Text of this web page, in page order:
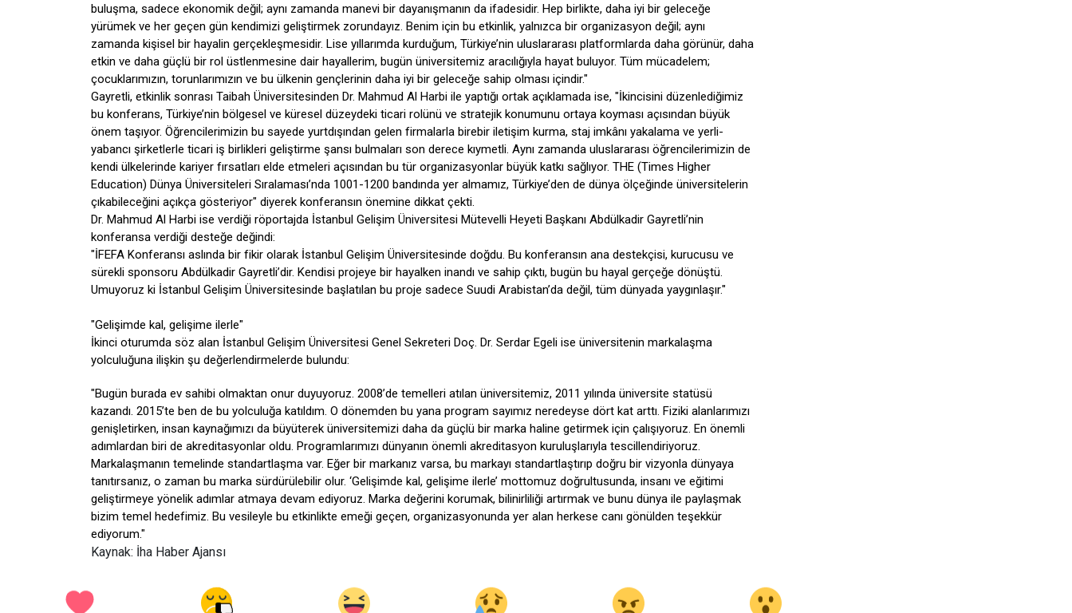
buluşma, sadece ekonomik değil; aynı zamanda manevi bir dayanışmanın da ifadesidir. Hep birlikte, daha iyi bir geleceğe
yürümek ve her geçen gün kendimizi geliştirmek zorundayız. Benim için bu etkinlik, yalnızca bir organizasyon değil; aynı
zamanda kişisel bir hayalin gerçekleşmesidir. Lise yıllarımda kurduğum, Türkiye’nin uluslararası platformlarda daha görünür, daha
etkin ve daha güçlü bir rol üstlenmesine dair hayallerim, bugün üniversitemiz aracılığıyla hayat buluyor. Tüm mücadelem;
çocuklarımızın, torunlarımızın ve bu ülkenin gençlerinin daha iyi bir geleceğe sahip olması içindir."
Gayretli, etkinlik sonrası Taibah Üniversitesinden Dr. Mahmud Al Harbi ile yaptığı ortak açıklamada ise, "İkincisini düzenlediğimiz
bu konferans, Türkiye’nin bölgesel ve küresel düzeydeki ticari rolünü ve stratejik konumunu ortaya koyması açısından büyük
önem taşıyor. Öğrencilerimizin bu sayede yurtdışından gelen firmalarla birebir iletişim kurma, staj imkânı yakalama ve yerli-
yabancı şirketlerle ticari iş birlikleri geliştirme şansı bulmaları son derece kıymetli. Aynı zamanda uluslararası öğrencilerimizin de
kendi ülkelerinde kariyer fırsatları elde etmeleri açısından bu tür organizasyonlar büyük katkı sağlıyor. THE (Times Higher
Education) Dünya Üniversiteleri Sıralaması’nda 1001-1200 bandında yer almamız, Türkiye’den de dünya ölçeğinde üniversitelerin
çıkabileceğini açıkça gösteriyor" diyerek konferansın önemine dikkat çekti.
Dr. Mahmud Al Harbi ise verdiği röportajda İstanbul Gelişim Üniversitesi Mütevelli Heyeti Başkanı Abdülkadir Gayretli’nin
konferansa verdiği desteğe değindi:
"İFEFA Konferansı aslında bir fikir olarak İstanbul Gelişim Üniversitesinde doğdu. Bu konferansın ana destekçisi, kurucusu ve
sürekli sponsoru Abdülkadir Gayretli’dir. Kendisi projeye bir hayalken inandı ve sahip çıktı, bugün bu hayal gerçeğe dönüştü.
Umuyoruz ki İstanbul Gelişim Üniversitesinde başlatılan bu proje sadece Suudi Arabistan’da değil, tüm dünyada yaygınlaşır."
"Gelişimde kal, gelişime ilerle"
İkinci oturumda söz alan İstanbul Gelişim Üniversitesi Genel Sekreteri Doç. Dr. Serdar Egeli ise üniversitenin markalaşma
yolculuğuna ilişkin şu değerlendirmelerde bulundu:
"Bugün burada ev sahibi olmaktan onur duyuyoruz. 2008’de temelleri atılan üniversitemiz, 2011 yılında üniversite statüsü
kazandı. 2015’te ben de bu yolculuğa katıldım. O dönemden bu yana program sayımız neredeyse dört kat arttı. Fiziki alanlarımızı
genişletirken, insan kaynağımızı da büyüterek üniversitemizi daha da güçlü bir marka haline getirmek için çalışıyoruz. En önemli
adımlardan biri de akreditasyonlar oldu. Programlarımızı dünyanın önemli akreditasyon kuruluşlarıyla tescillendiriyoruz.
Markalaşmanın temelinde standartlaşma var. Eğer bir markanız varsa, bu markayı standartlaştırıp doğru bir vizyonla dünyaya
tanıtırsanız, o zaman bu marka sürdürülebilir olur. ‘Gelişimde kal, gelişime ilerle’ mottomuz doğrultusunda, insanı ve eğitimi
geliştirmeye yönelik adımlar atmaya devam ediyoruz. Marka değerini korumak, bilinirliliği artırmak ve bunu dünya ile paylaşmak
bizim temel hedefimiz. Bu vesileyle bu etkinlikte emeği geçen, organizasyonunda yer alan herkese canı gönülden teşekkür
ediyorum."
Kaynak: İha Haber Ajansı